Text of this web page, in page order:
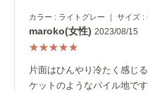
カラー : ライトグレー ｜ サイズ :
maroko(女性) 2023/08/15
片面はひんやり冷たく感じ
ケットのようなパイル地で